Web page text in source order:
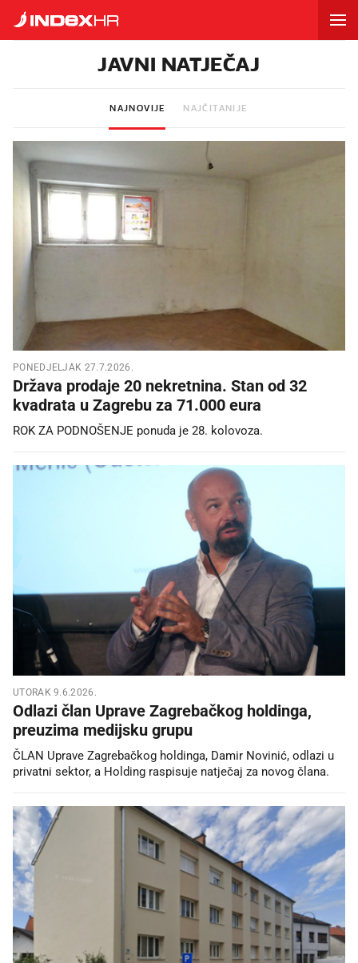
JAVNI NATJEČAJ
NAJNOVIJE NAJČITANIJE
PONEDJELJAK 27.7.2026.
Država prodaje 20 nekretnina. Stan od 32
kvadrata u Zagrebu za 71.000 eura
ROK ZA PODNOŠENJE ponuda je 28. kolovoza.
UTORAK 9.6.2026.
Odlazi član Uprave Zagrebačkog holdinga,
preuzima medijsku grupu
ČLAN Uprave Zagrebačkog holdinga, Damir Novinić, odlazi u
privatni sektor, a Holding raspisuje natječaj za novog člana.